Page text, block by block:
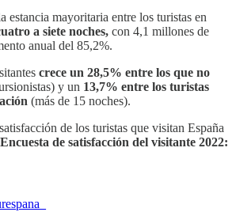
estancia mayoritaria entre los turistas en
a siete noches, con 4,1 millones de
anual del 85,2%.
crece un 28,5% entre los que no
y un 13,7% entre los turistas
(más de 15 noches).
de los turistas que visitan España
de satisfacción del visitante 2022: